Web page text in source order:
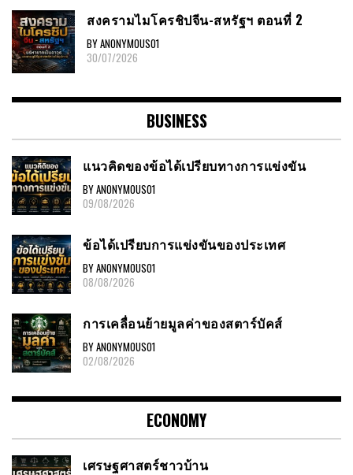
สงครามไมโครชิปจีน-สหรัฐฯ ตอนที่ 2
BY ANONYMOUS01
30/07/2026
BUSINESS
แนวคิดของข้อได้เปรียบทางการแข่งขัน
BY ANONYMOUS01
09/08/2026
ข้อได้เปรียบการแข่งขันของประเทศ
BY ANONYMOUS01
08/08/2026
การเคลื่อนย้ายมูลค่าของสตาร์บัคส์
BY ANONYMOUS01
02/08/2026
ECONOMY
เศรษฐศาสตร์ชาวบ้าน